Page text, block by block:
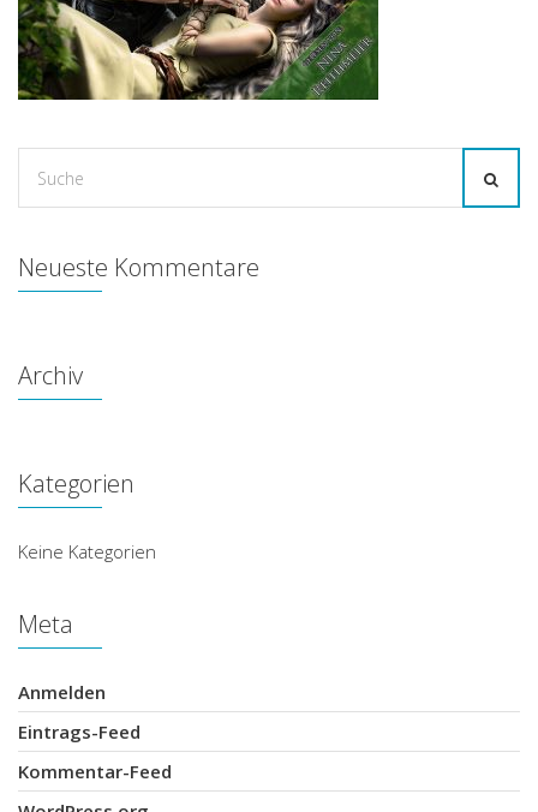
for:
Neueste Kommentare
Archiv
Kategorien
Keine Kategorien
Meta
Anmelden
Eintrags-Feed
Kommentar-Feed